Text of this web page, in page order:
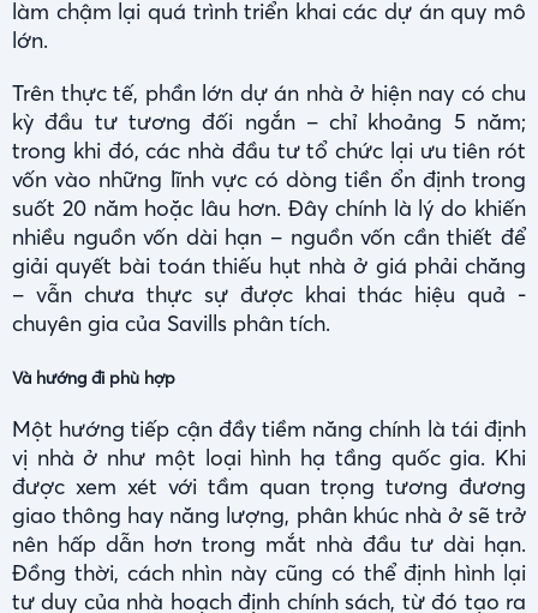
làm chậm lại quá trình triển khai các dự án quy mô
lớn.
Trên thực tế, phần lớn dự án nhà ở hiện nay có chu
kỳ đầu tư tương đối ngắn – chỉ khoảng 5 năm;
trong khi đó, các nhà đầu tư tổ chức lại ưu tiên rót
vốn vào những lĩnh vực có dòng tiền ổn định trong
suốt 20 năm hoặc lâu hơn. Đây chính là lý do khiến
nhiều nguồn vốn dài hạn – nguồn vốn cần thiết để
giải quyết bài toán thiếu hụt nhà ở giá phải chăng
– vẫn chưa thực sự được khai thác hiệu quả -
chuyên gia của Savills phân tích.
Và hướng đi phù hợp
Một hướng tiếp cận đầy tiềm năng chính là tái định
vị nhà ở như một loại hình hạ tầng quốc gia. Khi
được xem xét với tầm quan trọng tương đương
giao thông hay năng lượng, phân khúc nhà ở sẽ trở
nên hấp dẫn hơn trong mắt nhà đầu tư dài hạn.
Đồng thời, cách nhìn này cũng có thể định hình lại
tư duy của nhà hoạch định chính sách, từ đó tạo ra